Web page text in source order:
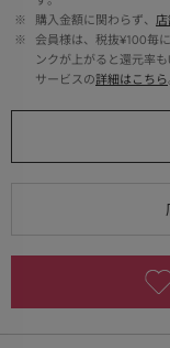
※
購入金額に関わらず、
※
会員様は、税抜¥100毎
ンクが上がると還元率
サービスの詳細はこちら